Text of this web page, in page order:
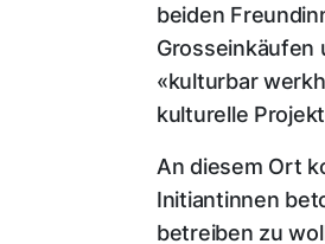
beiden
Grosseinkäufen
«kulturbar
kulturelle
An diesem Ort
Initiantinnen
betreiben zu